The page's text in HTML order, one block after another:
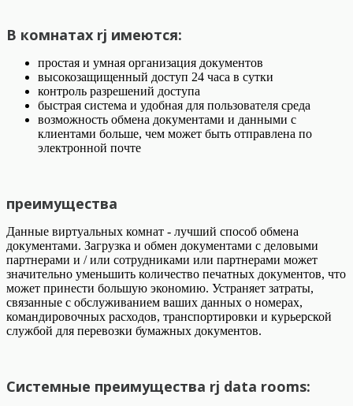
В комнатах rj имеются:
простая и умная организация документов
высокозащищенный доступ 24 часа в сутки
контроль разрешений доступа
быстрая система и удобная для пользователя среда
возможность обмена документами и данными с
клиентами больше, чем может быть отправлена по
электронной почте
преимущества
Данные виртуальных комнат - лучший способ обмена
документами. Загрузка и обмен документами с деловыми
партнерами и / или сотрудниками или партнерами может
значительно уменьшить количество печатных документов, что
может принести большую экономию. Устраняет затраты,
связанные с обслуживанием ваших данных о номерах,
командировочных расходов, транспортировки и курьерской
службой для перевозки бумажных документов.
Системные преимущества rj data rooms: